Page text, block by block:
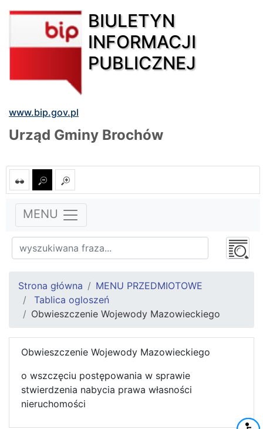
BIULETYN
INFORMACJI
PUBLICZNEJ
www.bip.gov.pl
Urząd Gminy Brochów
MENU
Strona główna
MENU PRZEDMIOTOWE
Tablica ogloszeń
Obwieszczenie Wojewody Mazowieckiego
Obwieszczenie Wojewody Mazowieckiego
o wszczęciu postępowania w sprawie
stwierdzenia nabycia prawa własności
nieruchomości